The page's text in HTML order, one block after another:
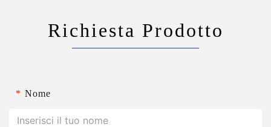
Richiesta Prodotto
* Nome